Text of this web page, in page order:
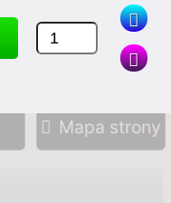
Mapa strony